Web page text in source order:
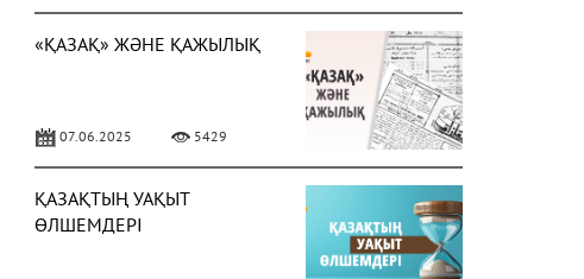
«ҚАЗАҚ» ЖӘНЕ ҚАЖЫЛЫҚ
07.06.2025 5429
ҚАЗАҚТЫҢ УАҚЫТ
ӨЛШЕМДЕРІ